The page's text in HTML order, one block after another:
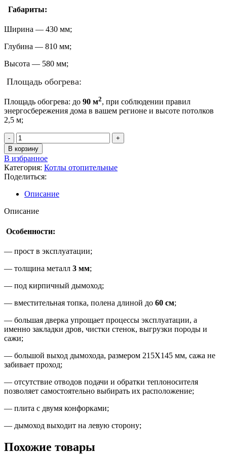
Габариты:
Ширина — 430 мм;
Глубина — 810 мм;
Высота — 580 мм;
Площадь обогрева:
Площадь обогрева: до 90 м2, при соблюдении правил
энергосбережения дома в вашем регионе и высоте потолков
2,5 м;
Количество
товара
Катунь
Л
9
кВт
Котел
отопительные
До
м²
430х810х580
В корзину
В избранное
Категория: Котлы отопительные
Поделиться:
Описание
Описание
Особенности:
— прост в эксплуатации;
— толщина металл 3 мм;
— под кирпичный дымоход;
— вместительная топка, полена длиной до 60 см;
— большая дверка упрощает процессы эксплуатации, а
именно закладки дров, чистки стенок, выгрузки породы и
сажи;
— большой выход дымохода, размером 215Х145 мм, сажа не
забивает проход;
— отсутствие отводов подачи и обратки теплоносителя
позволяет самостоятельно выбирать их расположение;
— плита с двумя конфорками;
— дымоход выходит на левую сторону;
Похожие товары